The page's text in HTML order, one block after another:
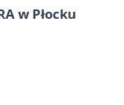
w Płocku